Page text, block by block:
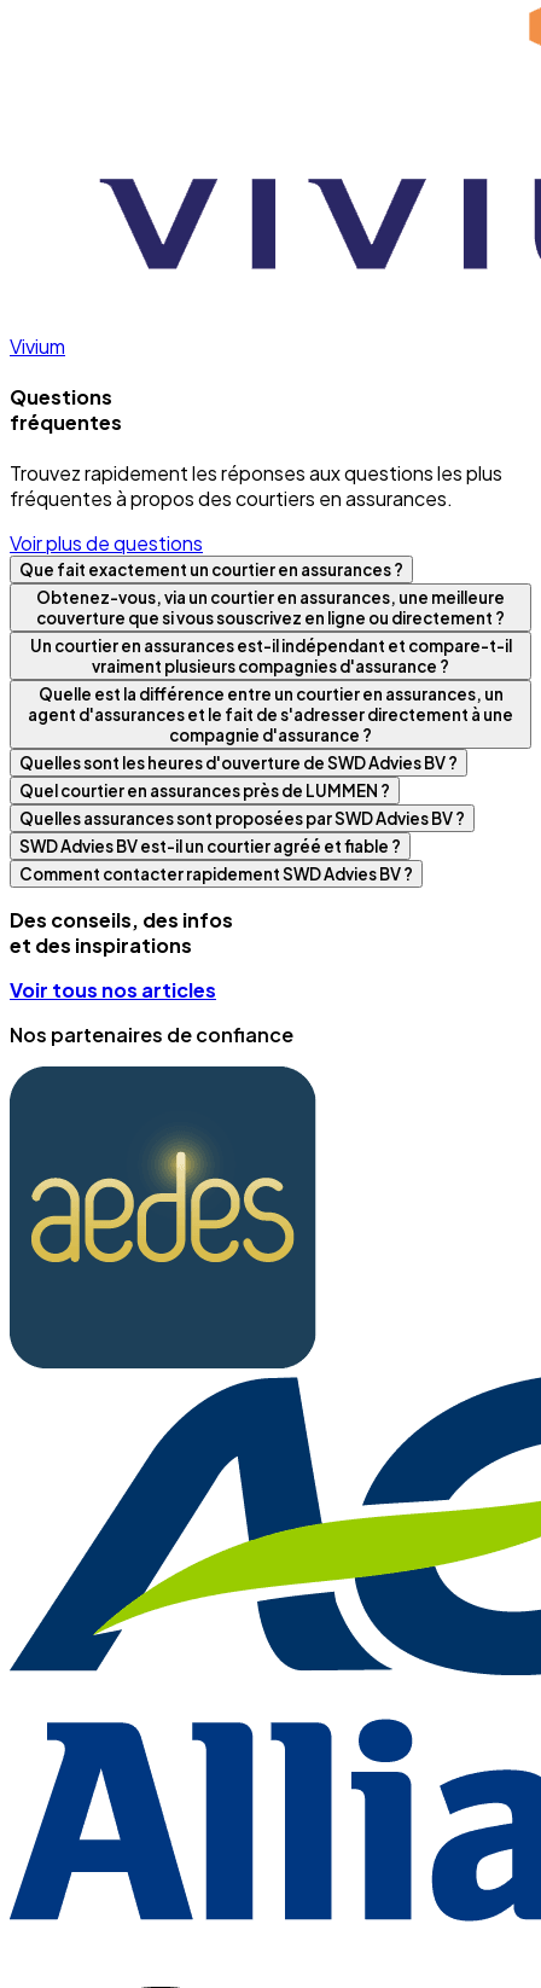
Vivium
Questions
fréquentes
Trouvez rapidement les réponses aux questions les plus
fréquentes à propos des courtiers en assurances.
Voir plus de questions
Que fait exactement un courtier en assurances ?
Obtenez-vous, via un courtier en assurances, une meilleure
couverture que si vous souscrivez en ligne ou directement ?
Un courtier en assurances est-il indépendant et compare-t-il
vraiment plusieurs compagnies d'assurance ?
Quelle est la différence entre un courtier en assurances, un
agent d'assurances et le fait de s'adresser directement à une
compagnie d'assurance ?
Quelles sont les heures d'ouverture de SWD Advies BV ?
Quel courtier en assurances près de LUMMEN ?
Quelles assurances sont proposées par SWD Advies BV ?
SWD Advies BV est-il un courtier agréé et fiable ?
Comment contacter rapidement SWD Advies BV ?
Des conseils, des infos
et des inspirations
Voir tous nos articles
Nos partenaires de confiance